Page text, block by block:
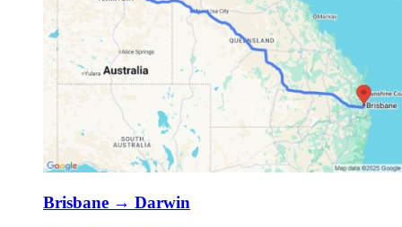
Brisbane → Darwin